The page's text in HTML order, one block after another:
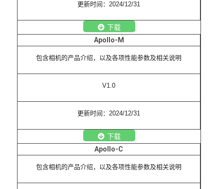
更新时间：2024/12/31
下载
Apollo-M
包含相机的产品介绍，以及各项性能参数及相关说明
V1.0
更新时间：2024/12/31
下载
Apollo-C
包含相机的产品介绍，以及各项性能参数及相关说明